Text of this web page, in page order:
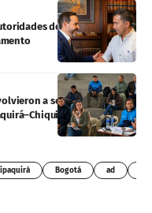
de Cundinamarca
a sentarse para
Bogotá ad